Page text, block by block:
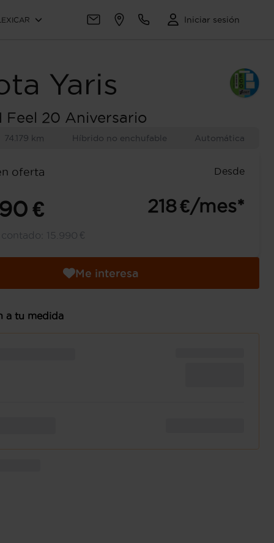
Iniciar sesión
Yaris
Feel 20 Aniversario
74.179 km Híbrido no enchufable Automática
oferta
Desde
€ 218 €/mes*
15.990 €
Me interesa
a tu medida